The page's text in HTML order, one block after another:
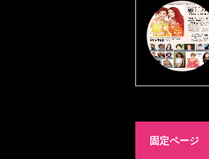
固定ページ